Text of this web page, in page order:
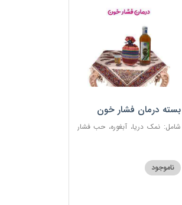
بسته درمان فشار خون
شامل: نمک دریا، آبغوره، حب فشار
ناموجود